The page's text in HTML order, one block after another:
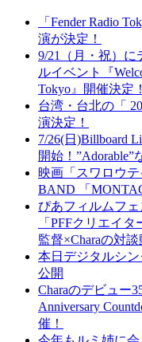
「Fender Radio
演が決定！
9/21（月・祝）に
ルイベント『
Tokyo』開催決定！
台湾・台北の「
演決定！
7/26(日)Billboard
開始！”Adorable”
映画「スワロウ
BAND 「
ぴあフィルムフ
「PFFクリエイ
監督×Charaの対
本日デジタルシ
公開
Charaのデビュー
Anniversary
催！